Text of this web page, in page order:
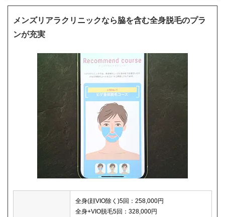
メンズリアラクリニックなら脇を含む全身脱毛のプラ
ンが充実
全身(顔VIO除く)5回：258,000円
全身+VIO脱毛5回：328,000円